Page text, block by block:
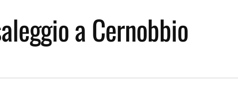
a Cernobbio